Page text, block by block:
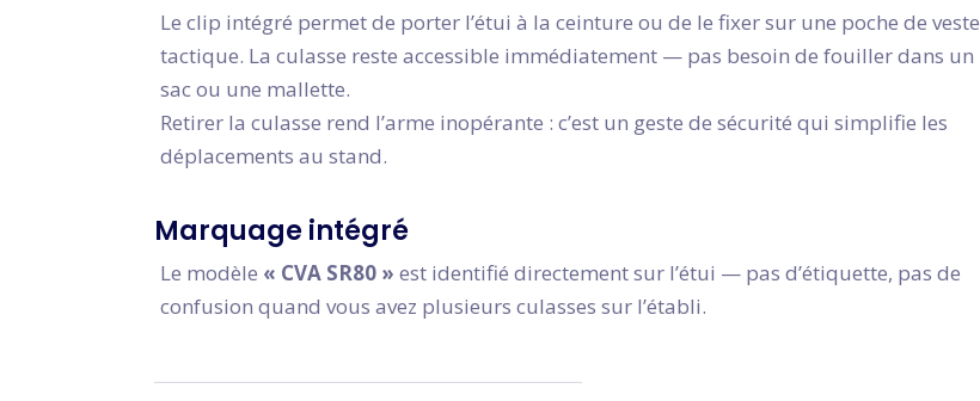
Le clip intégré permet de porter l’étui à la ceinture ou de le fixer sur une poche de veste
tactique. La culasse reste accessible immédiatement — pas besoin de fouiller dans un
sac ou une mallette.
Retirer la culasse rend l’arme inopérante : c’est un geste de sécurité qui simplifie les
déplacements au stand.
Marquage intégré
Le modèle « CVA SR80 » est identifié directement sur l’étui — pas d’étiquette, pas de
confusion quand vous avez plusieurs culasses sur l’établi.